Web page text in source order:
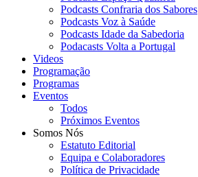
Podcasts Confraria dos Sabores
Podcasts Voz à Saúde
Podcasts Idade da Sabedoria
Podacasts Volta a Portugal
Videos
Programação
Programas
Eventos
Todos
Próximos Eventos
Somos Nós
Estatuto Editorial
Equipa e Colaboradores
Política de Privacidade